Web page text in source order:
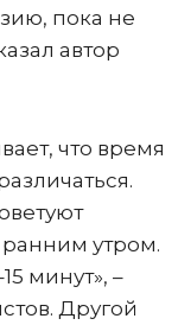
пока не
автор
что время
утром.
минут», –
Другой